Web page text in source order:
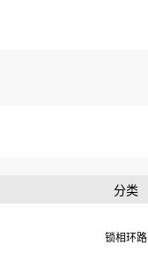
分类
锁相环路